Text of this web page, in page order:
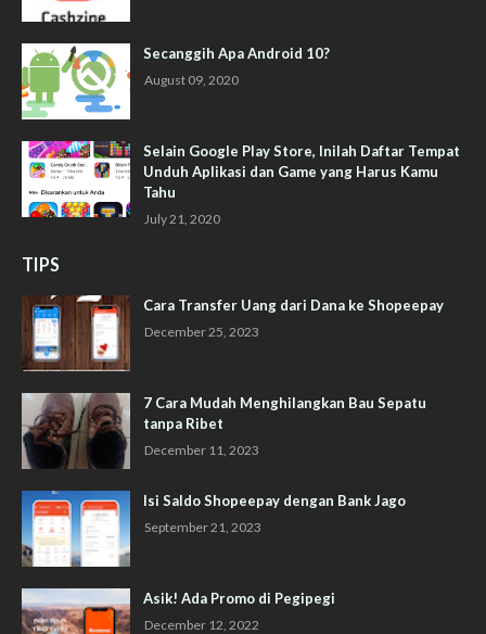
Secanggih Apa Android 10?
August 09, 2020
Selain Google Play Store, Inilah Daftar Tempat
Unduh Aplikasi dan Game yang Harus Kamu
Tahu
July 21, 2020
TIPS
Cara Transfer Uang dari Dana ke Shopeepay
December 25, 2023
7 Cara Mudah Menghilangkan Bau Sepatu
tanpa Ribet
December 11, 2023
Isi Saldo Shopeepay dengan Bank Jago
September 21, 2023
Asik! Ada Promo di Pegipegi
December 12, 2022